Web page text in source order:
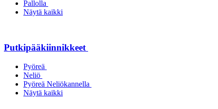
Pallolla
Näytä kaikki
Putkipääkiinnikkeet
Pyöreä
Neliö
Pyöreä Neliökannella
Näytä kaikki